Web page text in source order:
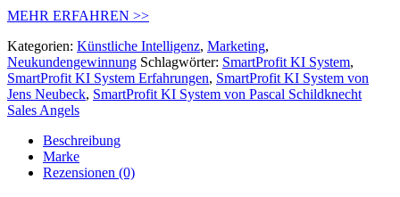
MEHR ERFAHREN >>
Kategorien: Künstliche Intelligenz, Marketing,
Neukundengewinnung Schlagwörter: SmartProfit KI System,
SmartProfit KI System Erfahrungen, SmartProfit KI System von
Jens Neubeck, SmartProfit KI System von Pascal Schildknecht
Sales Angels
Beschreibung
Marke
Rezensionen (0)